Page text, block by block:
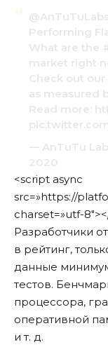
@AnTuTuLabs
Performing
What are the
market right
Check out
as measured
Read more:
— AnTuTu
2020
<script async
src=»https://
charset=»utf-
Разработчики
в рейтинг,
данные
тестов.
процессора,
оперативной
и т. д.